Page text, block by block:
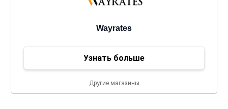
Wayrates
Узнать больше
Другие магазины